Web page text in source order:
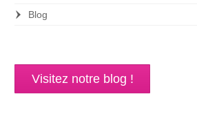
Blog
Visitez notre blog !